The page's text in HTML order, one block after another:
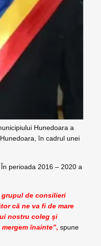
Hunedoara a
în cadrul unei
perioada 2016 – 2020 a
grupul de consilieri
că ne va fi de mare
nostru coleg şi
înainte”, spune